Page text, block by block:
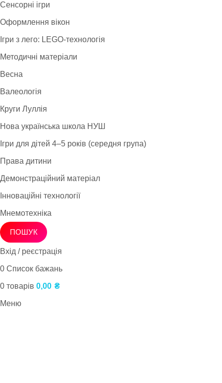
Сенсорні ігри
Оформлення вікон
Ігри з лего: LEGO-технологія
Методичні матеріали
Весна
Валеологія
Круги Луллія
Нова українська школа НУШ
Ігри для дітей 4–5 років (середня група)
Права дитини
Демонстраційний матеріал
Інноваційні технології
Мнемотехніка
ПОШУК
Вхід / реєстрація
0 Список бажань
0 товарів 0,00 ₴
Меню